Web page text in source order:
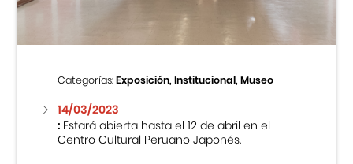
Categorías:Exposición, Institucional, Museo
14/03/2023
:Estará abierta hasta el 12 de abril en el
Centro Cultural Peruano Japonés.